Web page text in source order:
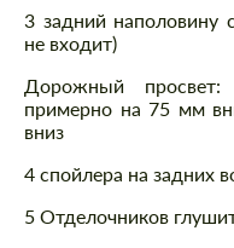
3 задний наполовину
не входит)
Дорожный просвет:
примерно на 75 мм
вниз
4 спойлера на задних
5 Отделочников